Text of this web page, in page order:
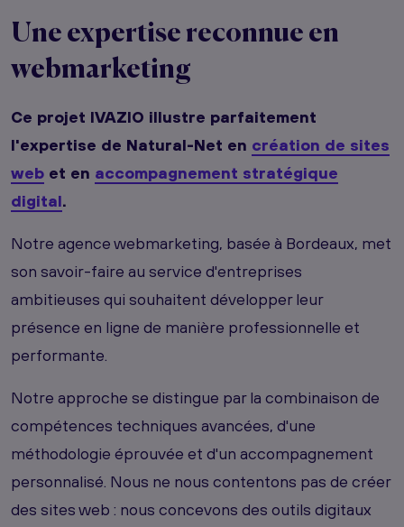
Une expertise reconnue en
webmarketing
Ce projet IVAZIO illustre parfaitement
l'expertise de Natural-Net en création de sites
web et en accompagnement stratégique
digital.
Notre agence webmarketing, basée à Bordeaux, met
son savoir-faire au service d'entreprises
ambitieuses qui souhaitent développer leur
présence en ligne de manière professionnelle et
performante.
Notre approche se distingue par la combinaison de
compétences techniques avancées, d'une
méthodologie éprouvée et d'un accompagnement
personnalisé. Nous ne nous contentons pas de créer
des sites web : nous concevons des outils digitaux